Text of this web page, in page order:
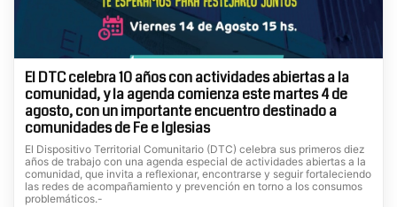
El DTC celebra 10 años con actividades abiertas a la
comunidad, y la agenda comienza este martes 4 de
agosto, con un importante encuentro destinado a
comunidades de Fe e Iglesias
El Dispositivo Territorial Comunitario (DTC) celebra sus primeros diez
años de trabajo con una agenda especial de actividades abiertas a la
comunidad, que invita a reflexionar, encontrarse y seguir fortaleciendo
las redes de acompañamiento y prevención en torno a los consumos
problemáticos.-